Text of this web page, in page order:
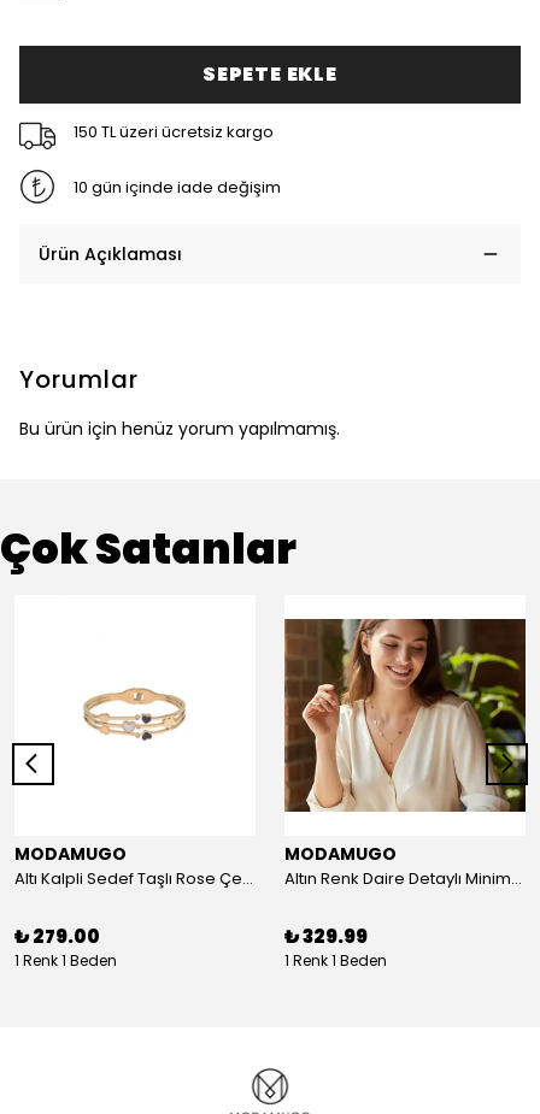
SEPETE EKLE
150 TL üzeri ücretsiz kargo
10 gün içinde iade değişim
Ürün Açıklaması
Yorumlar
Bu ürün için henüz yorum yapılmamış.
Çok Satanlar
MODAMUGO
Altı Kalpli Sedef Taşlı Rose Çelik Kelepçe Bileklik
₺ 279.00
1 Renk 1 Beden
MODAMUGO
Altın Renk Daire Detaylı Minimal Y Çelik Kolye
₺ 329.99
1 Renk 1 Beden